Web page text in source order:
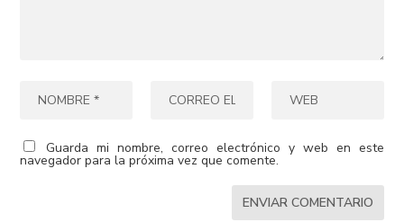
Guarda mi nombre, correo electrónico y web en este
navegador para la próxima vez que comente.